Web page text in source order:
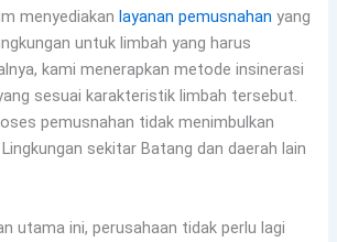
menyediakanlayanan pemusnahan yang
untuk limbah yang harus
kami menerapkan metode insinerasi
sesuai karakteristik limbah tersebut.
pemusnahan tidak menimbulkan
sekitar Batang dan daerah lain
utama ini, perusahaan tidak perlu lagi